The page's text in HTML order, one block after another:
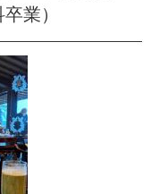
卒業）